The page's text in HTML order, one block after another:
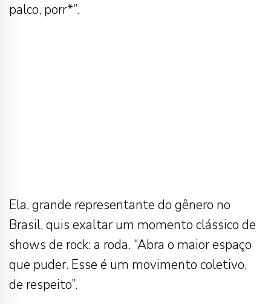
palco, porr*”.
Ela, grande representante do gênero no
Brasil, quis exaltar um momento clássico de
shows de rock: a roda. “Abra o maior espaço
que puder. Esse é um movimento coletivo,
de respeito”.